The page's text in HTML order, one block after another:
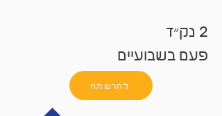
2 נק״ז
פעם בשבועיים
להרשמה